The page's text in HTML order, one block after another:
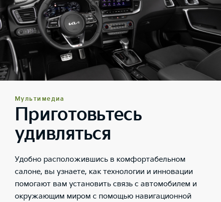
Мультимедиа
Приготовьтесь
удивляться
Удобно расположившись в комфортабельном
салоне, вы узнаете, как технологии и инновации
помогают вам установить связь с автомобилем и
окружающим миром с помощью навигационной